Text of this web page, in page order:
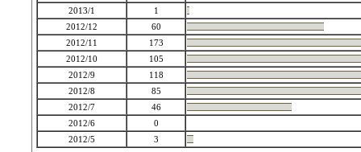
2013/1
1
2012/12
60
2012/11
173
2012/10
105
2012/9
118
2012/8
85
2012/7
46
2012/6
0
2012/5
3